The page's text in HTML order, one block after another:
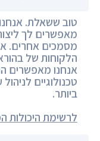
טוב ששאלת.
מאפשרים לך
מסמכים אחרים.
הלקוחות של
אנחנו מאפשרים
טכנולוגיים
ביותר.
לרשימת היכולות